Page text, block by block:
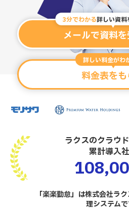
3分でわかる詳しい資料
メールで資料
詳しい料金がわ
料金表をも
ラクスのクラウ
累計導入
「楽楽勤怠」は株式会社ラ
理システムで